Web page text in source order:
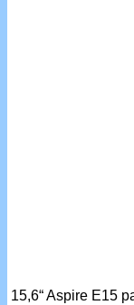
15,6“ Aspire E15